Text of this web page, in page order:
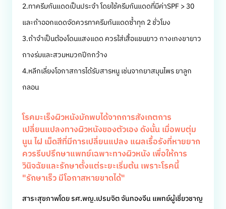
2.ทาครีมกันแดดเป็นประจำ โดยใช้ครีมกันแดดที่มีค่าSPF > 30
และถ้าออกแดดจัดควรทาครีมกันแดดซ้ำทุก 2 ชั่วโมง
3.ถ้าจำเป็นต้องโดนแสงแดด ควรใส่เสื้อแขนยาว กางเกงขายาว
กางร่มและสวมหมวกปีกกว้าง
4.หลีกเลี่ยงโอกาสการได้รับสารหนู เช่นจากยาสมุนไพร ยาลูก
กลอน
โรคมะเร็งผิวหนังมักพบได้จากการสังเกตการ
เปลี่ยนแปลงทางผิวหนังของตัวเอง ดังนั้น เมื่อพบตุ่ม
นูน ไฝ เม็ดสีที่มีการเปลี่ยนแปลง แผลเรื้อรังที่หายยาก
ควรรีบปรึกษาแพทย์เฉพาะทางผิวหนัง เพื่อให้การ
วินิจฉัยและรักษาตั้งแต่ระยะเริ่มต้น เพราะโรคนี้
"รักษาเร็ว มีโอกาสหายขาดได้"
สาระสุขภาพโดย รศ.พญ.เปรมจิต จันทองจีน แพทย์ผู้เชี่ยวชาญ